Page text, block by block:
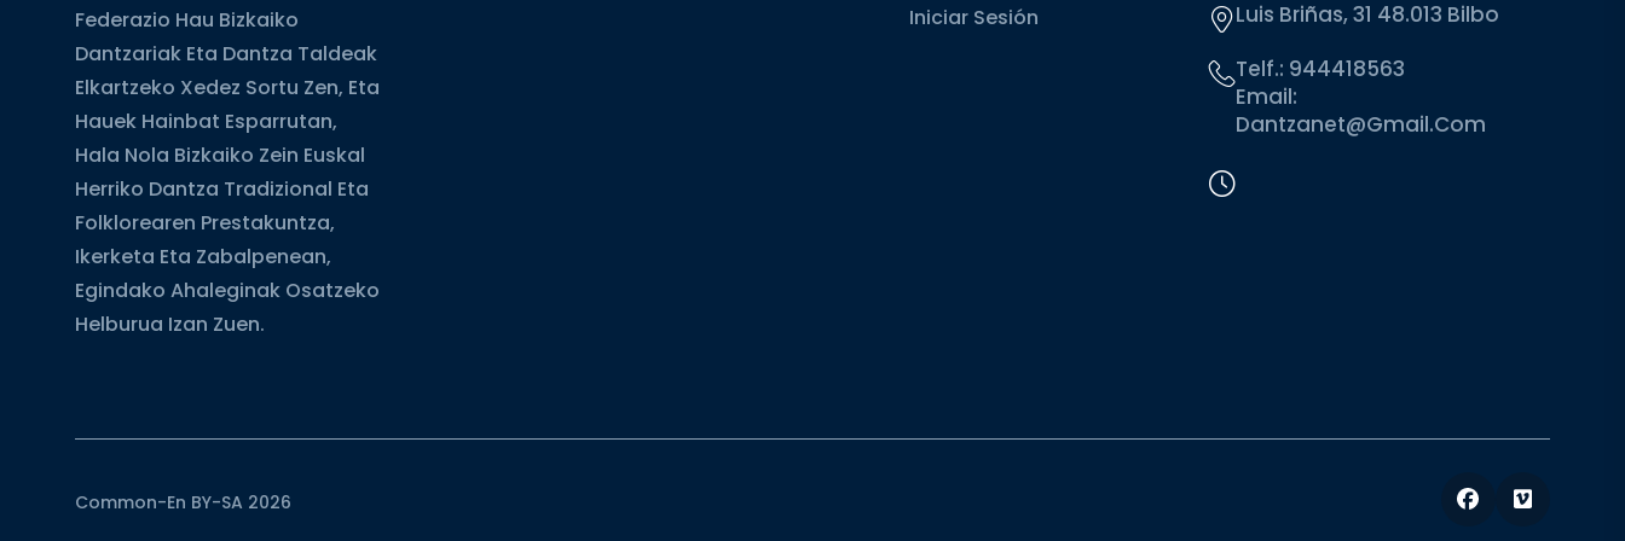
Federazio Hau Bizkaiko
Dantzariak Eta Dantza Taldeak
Elkartzeko Xedez Sortu Zen, Eta
Hauek Hainbat Esparrutan,
Hala Nola Bizkaiko Zein Euskal
Herriko Dantza Tradizional Eta
Folklorearen Prestakuntza,
Ikerketa Eta Zabalpenean,
Egindako Ahaleginak Osatzeko
Helburua Izan Zuen.
Iniciar Sesión
Luis Briñas, 31 48.013 Bilbo
Telf.: 944418563
Email:
Dantzanet@gmail.com
Common-En BY-SA 2026 Facebook
Vimeo